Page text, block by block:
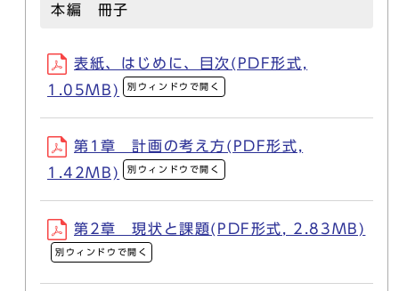
本編 冊子
表紙、はじめに、目次(PDF形式,
1.05MB)
別ウィンドウで開く
第1章 計画の考え方(PDF形式,
1.42MB)
別ウィンドウで開く
第2章 現状と課題(PDF形式, 2.83MB)
別ウィンドウで開く